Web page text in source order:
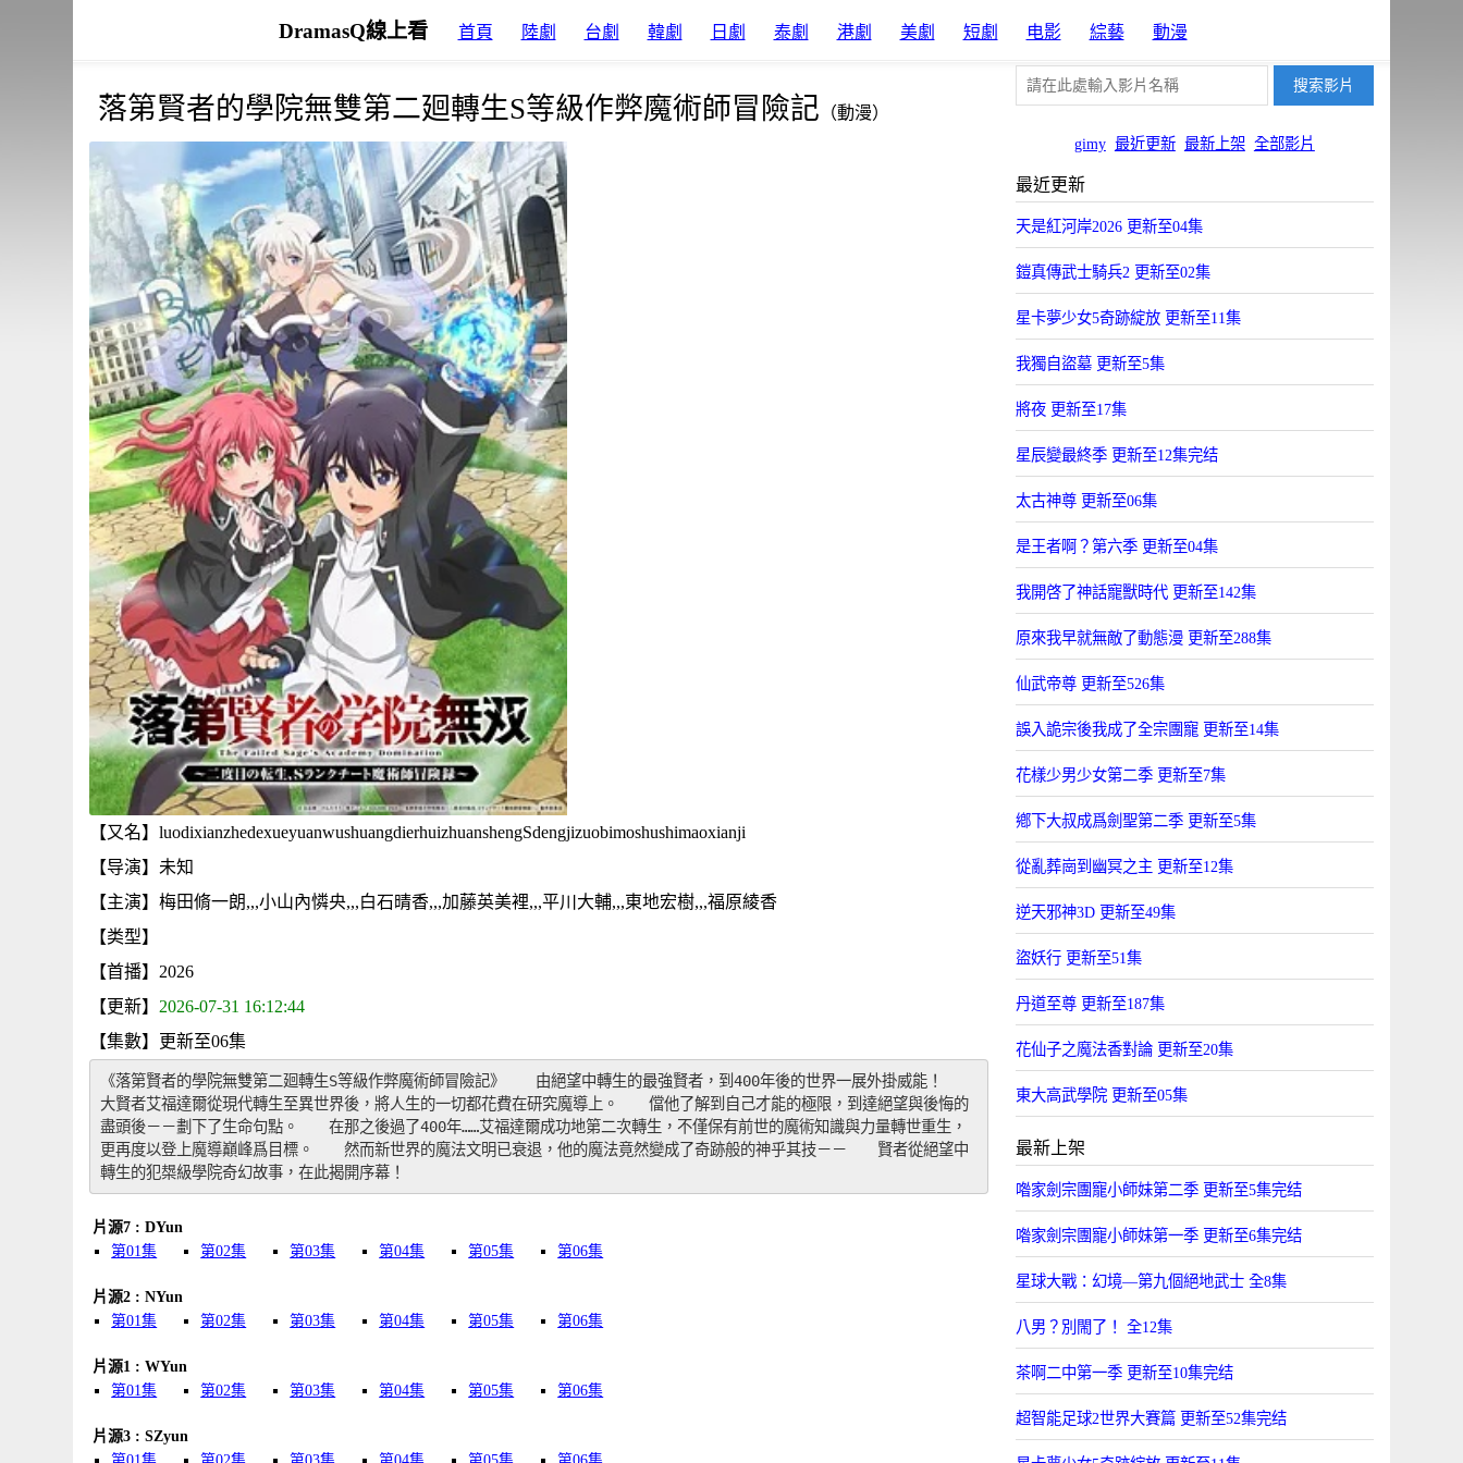
DramasQ線上看 首頁 陸劇 台劇 韓劇 日劇 泰劇 港劇 美劇 短劇 电影 綜藝 動漫
gimy 最近更新 最新上架 全部影片
落第賢者的學院無雙第二廻轉生S等級作弊魔術師冒險記 （動漫）
【又名】luodixianzhedexueyuanwushuangdierhuizhuanshengSdengjizuobimoshushimaoxianji
【导演】未知
【主演】梅田脩一朗,,,小山內憐央,,,白石晴香,,,加藤英美裡,,,平川大輔,,,東地宏樹,,,福原綾香
【类型】
【首播】2026
【更新】 2026-07-31 16:12:44
【集數】更新至06集
《落第賢者的學院無雙第二廻轉生S等級作弊魔術師冒險記》　　由絕望中轉生的最強賢者，到400年後的世界一展外掛威能！
大賢者艾福達爾從現代轉生至異世界後，將人生的一切都花費在研究魔導上。　　儅他了解到自己才能的極限，到達絕望與後悔的
盡頭後－－劃下了生命句點。　　在那之後過了400年……艾福達爾成功地第二次轉生，不僅保有前世的魔術知識與力量轉世重生，
更再度以登上魔導巔峰爲目標。　　然而新世界的魔法文明已衰退，他的魔法竟然變成了奇跡般的神乎其技－－　　賢者從絕望中
轉生的犯槼級學院奇幻故事，在此揭開序幕！
片源7 : DYun
第01集
第02集 第03集 第04集 第05集 第06集
片源2 : NYun
第01集
第02集 第03集 第04集 第05集 第06集
片源1 : WYun
第01集
第02集 第03集 第04集 第05集 第06集
片源3 : SZyun
最近更新
天是紅河岸2026 更新至04集
鎧真傳武士騎兵2 更新至02集
星卡夢少女5奇跡綻放 更新至11集
我獨自盜墓 更新至5集
將夜 更新至17集
星辰變最終季 更新至12集完结
太古神尊 更新至06集
是王者啊？第六季 更新至04集
我開啓了神話寵獸時代 更新至142集
原來我早就無敵了動態漫 更新至288集
仙武帝尊 更新至526集
誤入詭宗後我成了全宗團寵 更新至14集
花樣少男少女第二季 更新至7集
鄕下大叔成爲劍聖第二季 更新至5集
從亂葬崗到幽冥之主 更新至12集
逆天邪神3D 更新至49集
盜妖行 更新至51集
丹道至尊 更新至187集
花仙子之魔法香對論 更新至20集
東大高武學院 更新至05集
最新上架
喒家劍宗團寵小師妹第二季 更新至5集完结
喒家劍宗團寵小師妹第一季 更新至6集完结
星球大戰：幻境—第九個絕地武士 全8集
八男？別閙了！ 全12集
茶啊二中第一季 更新至10集完结
超智能足球2世界大賽篇 更新至52集完结